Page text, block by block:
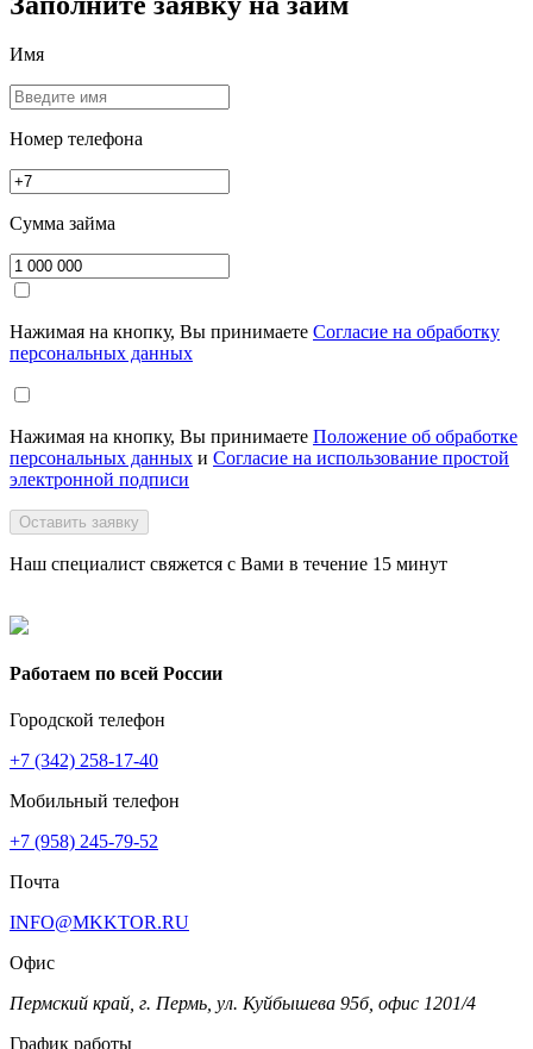
Имя
Номер телефона
Сумма займа
Нажимая на кнопку, Вы принимаете Согласие на обработку
персональных данных
Нажимая на кнопку, Вы принимаете Положение об обработке
персональных данных и Согласие на использование простой
электронной подписи
Оставить заявку
Наш специалист свяжется с Вами в течение 15 минут
Работаем по всей России
Городской телефон
+7 (342) 258-17-40
Мобильный телефон
+7 (958) 245-79-52
Почта
INFO@MKKTOR.RU
Офис
Пермский край, г. Пермь, ул. Куйбышева 95б, офис 1201/4
График работы